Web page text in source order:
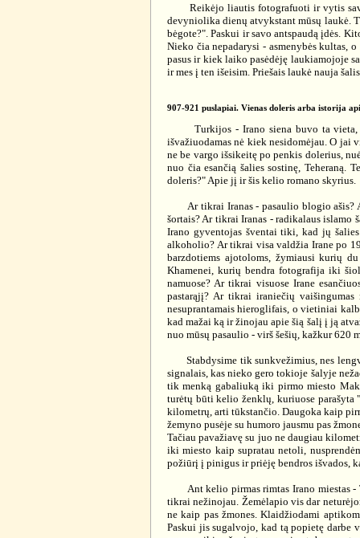
Reikėjo liautis fotografuoti ir vytis savo
devyniolika dienų atvykstant mūsų laukė.
bėgote?". Paskui ir savo antspaudą įdės.
Nieko čia nepadarysi - asmenybės kultas,
pasus ir kiek laiko pasėdėję laukiamojoje
ir mes į ten išeisim. Priešais laukė nauja
907-921 puslapiai. Vienas doleris arba istorija
Turkijos - Irano siena buvo ta vieta,
išvažiuodamas nė kiek nesidomėjau. O jai
ne be vargo išsikeitę po penkis dolerius,
nuo čia esančią šalies sostinę, Teheraną.
doleris?" Apie jį ir šis kelio romano skyrius.
Ar tikrai Iranas - pasaulio blogio ašis?
šortais? Ar tikrai Iranas - radikalaus
Irano gyventojas šventai tiki, kad jų
alkoholio? Ar tikrai visa valdžia Irane po
barzdotiems ajotoloms, žymiausi kurių
Khamenei, kurių bendra fotografija iki
namuose? Ar tikrai visuose Irane
pastarąjį? Ar tikrai iraniečių
nesuprantamais hieroglifais, o vietiniai
kad mažai ką ir žinojau apie šią šalį į ją
nuo mūsų pasaulio - virš šešių, kažkur 620
Stabdysime tik sunkvežimius, nes
signalais, kas nieko gero tokioje šalyje
tik menką gabaliuką iki pirmo miesto
turėtų būti kelio ženklų, kuriuose parašyta
kilometrų, arti tūkstančio. Daugoka kaip
žemyno pusėje su humoro jausmu pas
Tačiau pavažiavę su juo ne daugiau
iki miesto kaip supratau netoli,
požiūrį į pinigus ir priėję bendros išvados,
Ant kelio pirmas rimtas Irano miestas -
tikrai nežinojau. Žemėlapio vis dar
ne kaip pas žmones. Klaidžiodami
Paskui jis sugalvojo, kad tą popietę darbe